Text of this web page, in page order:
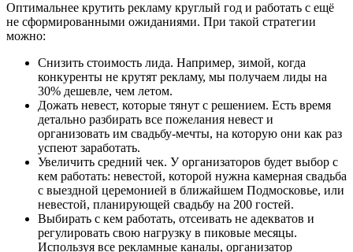
Оптимальнее крутить рекламу круглый год и работать с ещё
не сформированными ожиданиями. При такой стратегии
можно:
Снизить стоимость лида. Например, зимой, когда
конкуренты не крутят рекламу, мы получаем лиды на
30% дешевле, чем летом.
Дожать невест, которые тянут с решением. Есть время
детально разбирать все пожелания невест и
организовать им свадьбу-мечты, на которую они как раз
успеют заработать.
Увеличить средний чек. У организаторов будет выбор с
кем работать: невестой, которой нужна камерная свадьба
с выездной церемонией в ближайшем Подмосковье, или
невестой, планирующей свадьбу на 200 гостей.
Выбирать с кем работать, отсеивать не адекватов и
регулировать свою нагрузку в пиковые месяцы.
Используя все рекламные каналы, организатор